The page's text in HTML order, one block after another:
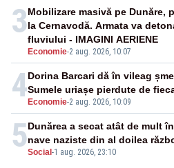
3
Economie-2 aug. 2026, 10:07
Mobilizare masivă pe Dunăre,
la Cernavodă. Armata va
fluviului - IMAGINI AERIENE
4 Economie-2 aug. 2026, 10:09
Dorina Barcari dă în vileag
Sumele uriașe pierdute de
5Social -1 aug. 2026, 23:10
Dunărea a secat atât de mult
nave naziste din al doilea